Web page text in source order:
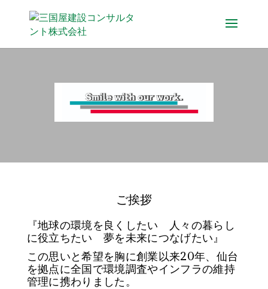
ご挨拶
『地球の環境を良くしたい 人々の暮らし
に役立ちたい 夢を未来につなげたい』
この思いと希望を胸に創業以来20年、仙台
を拠点に全国で環境調査やインフラの維持
管理に携わりました。